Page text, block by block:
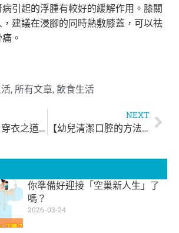
引起的浮腫有較好的緩解作用。膝關
建議在浸腳的同時熱敷膝蓋， 可以祛
。
, 所有文章, 飲食生活
【新生兒冬日穿衣之道】
NEXT
【幼兒清潔口腔的方法】
你準備好迎接「空巢新人生」了
嗎？
2026-03-24